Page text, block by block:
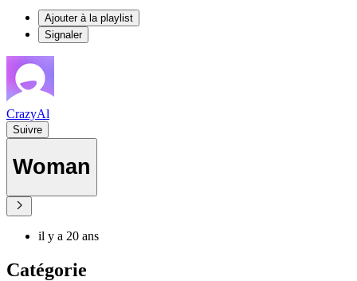
Ajouter à la playlist
Signaler
CrazyAl
Suivre
Woman
il y a 20 ans
Catégorie